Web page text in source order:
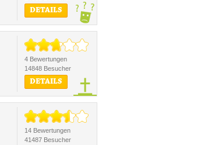
DETAILS
4 Bewertungen
14848 Besucher
DETAILS
14 Bewertungen
41487 Besucher